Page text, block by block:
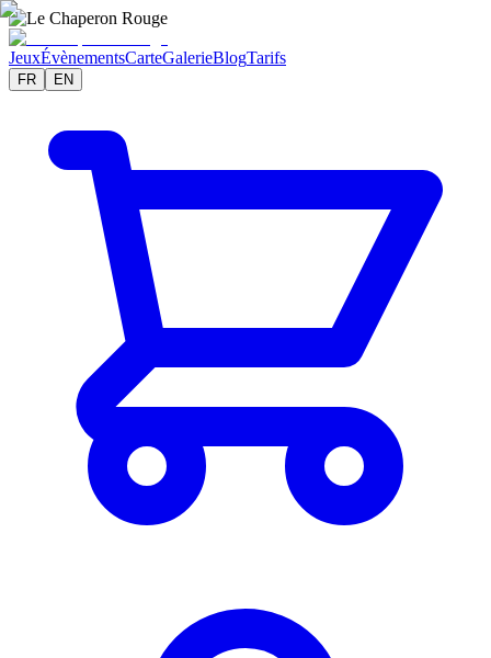
JeuxÉvènementsCarteGalerieBlogTarifs
FR EN